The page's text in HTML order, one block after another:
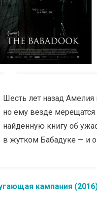
Шесть лет назад
но ему везде
найденную книгу об
в жутком Бабадуке — и
кампания